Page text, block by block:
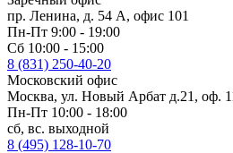
пр. Ленина, д. 54 А, офис 101
Пн-Пт 9:00 - 19:00
Сб 10:00 - 15:00
8 (831) 250-40-20
Московский офис
Москва, ул. Новый Арбат д.21, оф.
Пн-Пт 10:00 - 18:00
сб, вс. выходной
8 (495) 128-10-70